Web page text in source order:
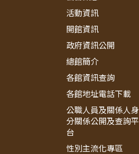
活動資訊
開館資訊
政府資訊公開
總館簡介
各館資訊查詢
各館地址電話下載
公職人員及關係人身
分關係公開及查詢平
台
性別主流化專區